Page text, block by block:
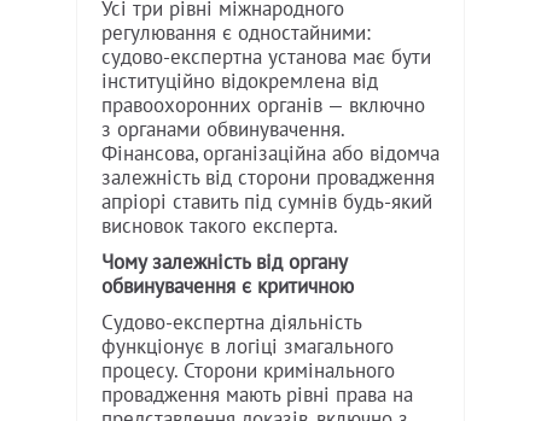
Усі три рівні міжнародного
регулювання є одностайними:
судово-експертна установа має бути
інституційно відокремлена від
правоохоронних органів — включно
з органами обвинувачення.
Фінансова, організаційна або відомча
залежність від сторони провадження
апріорі ставить під сумнів будь-який
висновок такого експерта.
Чому залежність від органу
обвинувачення є критичною
Судово-експертна діяльність
функціонує в логіці змагального
процесу. Сторони кримінального
провадження мають рівні права на